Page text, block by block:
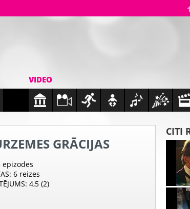
VIDEO
GRĀCIJAS
epizodes
: 6 reizes
: 4,5 (2)
CITI